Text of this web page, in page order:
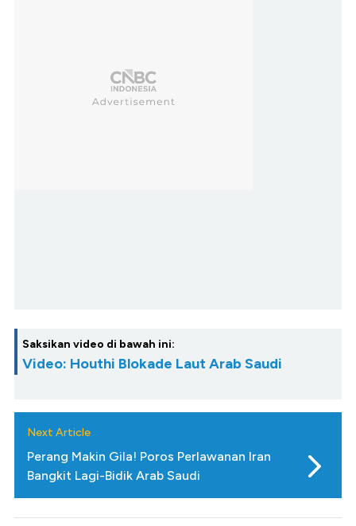
Saksikan video di bawah ini:
Video: Houthi Blokade Laut Arab Saudi
Next Article
Perang Makin Gila! Poros Perlawanan Iran
Bangkit Lagi-Bidik Arab Saudi